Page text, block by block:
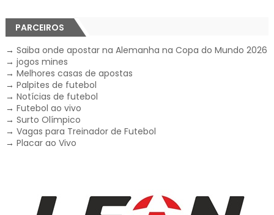
PARCEIROS
→ Saiba onde apostar na Alemanha na Copa do Mundo 2026
→ jogos mines
→ Melhores casas de apostas
→ Palpites de futebol
→ Notícias de futebol
→ Futebol ao vivo
→ Surto Olímpico
→ Vagas para Treinador de Futebol
→ Placar ao Vivo